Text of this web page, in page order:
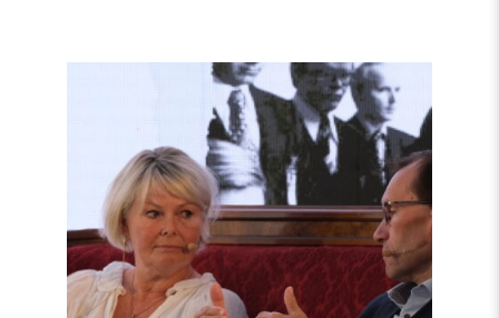
Read
article
"Møt
Helsingforskomiteen
på
Arendalsuka
2026"